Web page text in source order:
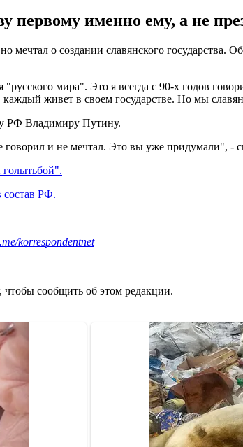
первому именно ему, а не
о создании славянского государства.
мира". Это я всегда с 90-х годов
живет в своем государстве. Но мы
РФ Владимиру Путину.
и не мечтал. Это вы уже придумали", -
состав РФ.
korrespondentnet
сообщить об этом редакции.